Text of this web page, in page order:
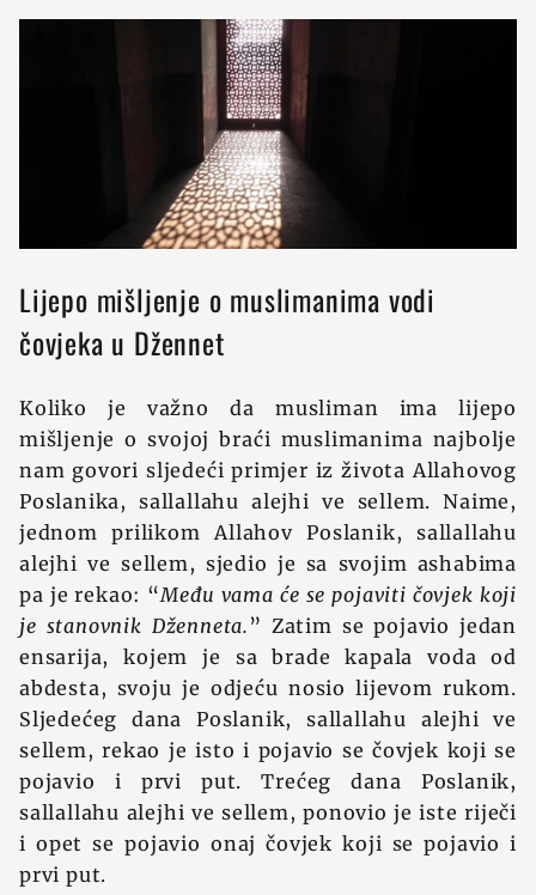
Lijepo mišljenje o muslimanima vodi
čovjeka u Džennet
Koliko je važno da musliman ima lijepo
mišljenje o svojoj braći muslimanima najbolje
nam govori sljedeći primjer iz života Allahovog
Poslanika, sallallahu alejhi ve sellem. Naime,
jednom prilikom Allahov Poslanik, sallallahu
alejhi ve sellem, sjedio je sa svojim ashabima
pa je rekao: “Među vama će se pojaviti čovjek koji
je stanovnik Dženneta. ” Zatim se pojavio jedan
ensarija, kojem je sa brade kapala voda od
abdesta, svoju je odjeću nosio lijevom rukom.
Sljedećeg dana Poslanik, sallallahu alejhi ve
sellem, rekao je isto i pojavio se čovjek koji se
pojavio i prvi put. Trećeg dana Poslanik,
sallallahu alejhi ve sellem, ponovio je iste riječi
i opet se pojavio onaj čovjek koji se pojavio i
prvi put.